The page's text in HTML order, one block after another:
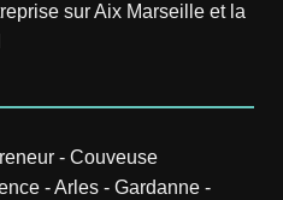
sur Aix Marseille et la
- Couveuse
-Arles- Gardanne-